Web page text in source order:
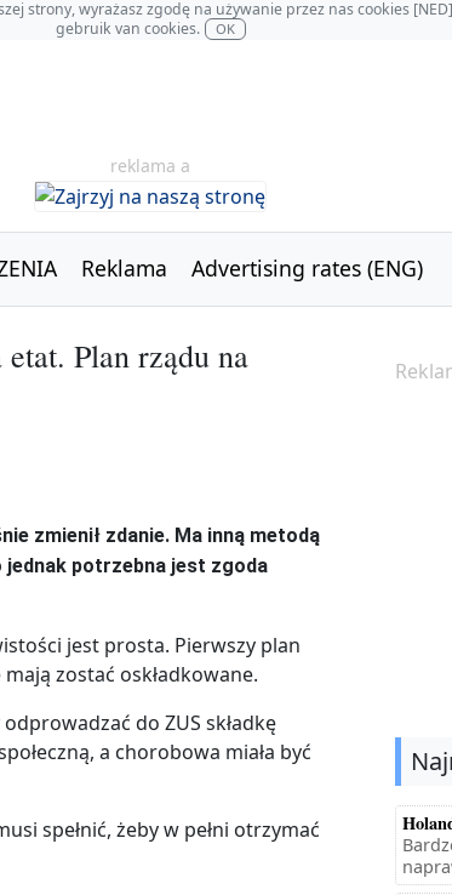
strony, wyrażasz zgodę na używanie przez nas cookies
gebruik van cookies.
OK
reklama a
Reklama Advertising rates (ENG)
Plan rządu na
zmienił zdanie. Ma inną metodą
jednak potrzebna jest zgoda
jest prosta. Pierwszy plan
zostać oskładkowane.
do ZUS składkę
a chorobowa miała być
spełnić, żeby w pełni otrzymać